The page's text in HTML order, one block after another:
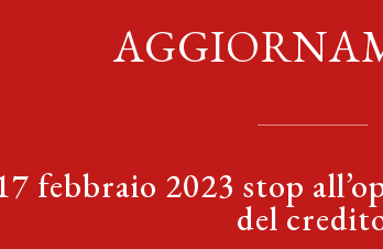
febbraio 2023 stop
del